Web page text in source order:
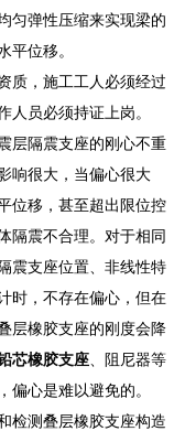
匀弹性压缩来实现梁的
平位移。
质，施工工人必须经过
人员必须持证上岗。
层隔震支座的刚心不重
响很大，当偏心很大
位移，甚至超出限位控
隔震不合理。对于相同
震支座位置、非线性特
时，不存在偏心，但在
层橡胶支座的刚度会降
芯橡胶支座、阻尼器等
偏心是难以避免的。
检测叠层橡胶支座构造